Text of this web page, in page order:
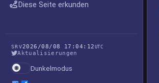
Diese Seite erkunden
SRV2026/08/08 17:04:12UTC
Aktualisierungen
Dunkelmodus